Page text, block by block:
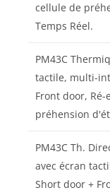
cellule de
Temps Réel.
PM43C
tactile, multi-
Front door,
préhension
PM43C Th.
avec écran
Short door +